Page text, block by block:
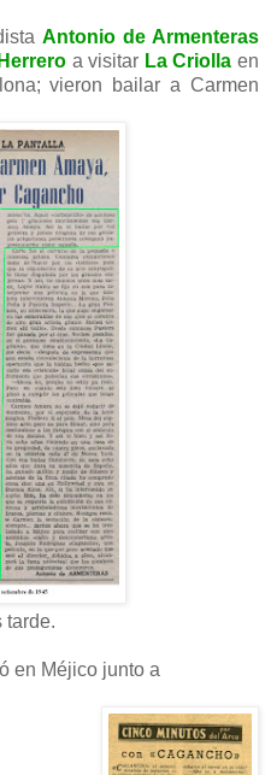
Antonio de Armenteras
a visitar La Criolla en
vieron bailar a Carmen
tarde.
en Méjico junto a